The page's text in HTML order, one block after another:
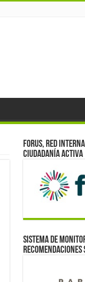
Forus, red
ciudadanía activa
Sistema de
recomendaciones